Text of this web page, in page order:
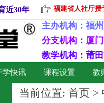
学快讯 课程设置 教
近30年 福建省人社厅授
主办机构： 福
分支机构：厦
教学机构：莆
当前位置: 首页 >